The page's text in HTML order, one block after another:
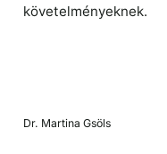
követelményeknek.
Dr. Martina Gsöls